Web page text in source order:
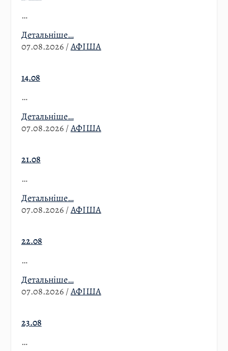
…
Детальніше…
07.08.2026/АФІША
14.08
…
Детальніше…
07.08.2026/АФІША
21.08
…
Детальніше…
07.08.2026/АФІША
22.08
…
Детальніше…
07.08.2026/АФІША
23.08
…